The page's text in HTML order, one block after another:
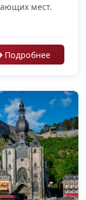
мест.
Подробнее